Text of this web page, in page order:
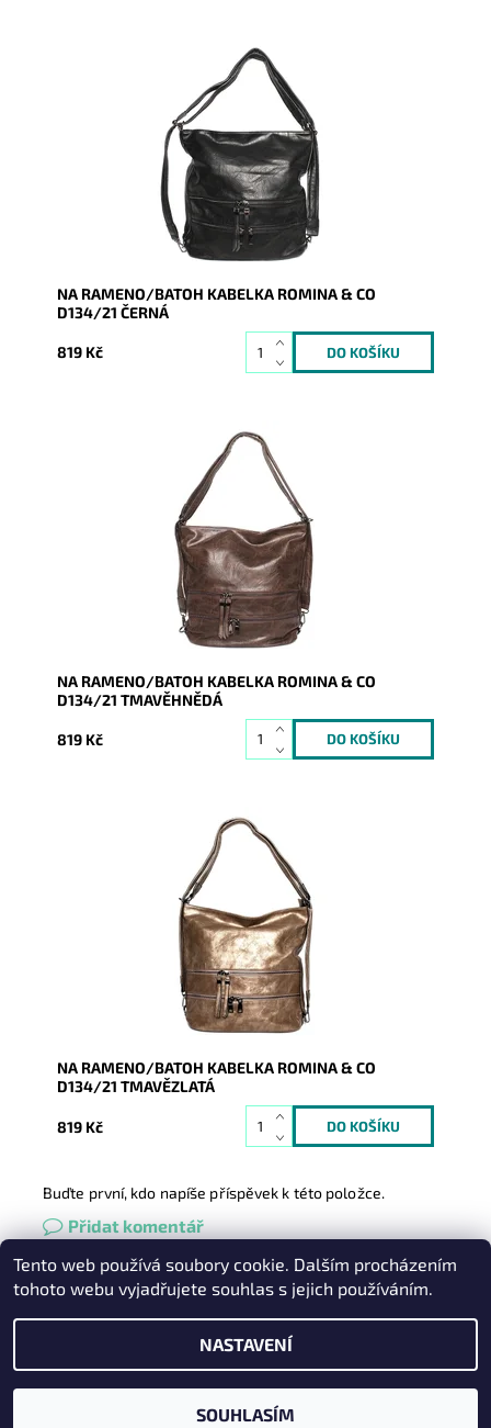
Černá kabelka na rameno a batoh v jednom provedení
od značky ROMINA & CO.
Skladem
9306
ROMINA&CO
2 roky
NA RAMENO/BATOH KABELKA ROMINA & CO
D134/21 ČERNÁ
819 Kč
Tmavěhnědá kabelka na rameno a batoh v jednom
provedení od značky ROMINA & CO.
Skladem
9313
ROMINA&CO
2 roky
NA RAMENO/BATOH KABELKA ROMINA & CO
D134/21 TMAVĚHNĚDÁ
819 Kč
Tmavězlatá kabelka na rameno a batoh v jednom
provedení od značky ROMINA & CO.
Skladem
9312
ROMINA&CO
2 roky
NA RAMENO/BATOH KABELKA ROMINA & CO
D134/21 TMAVĚZLATÁ
819 Kč
Buďte první, kdo napíše příspěvek k této položce.
Přidat komentář
Heureka.cz | Zboží.cz Oázakabelek
2026 © Kabelky pro Vás, všechna práva vyhrazena
Vytvořil Shoptet
Tento web používá soubory cookie. Dalším procházením
tohoto webu vyjadřujete souhlas s jejich používáním.
NASTAVENÍ
SOUHLASÍM